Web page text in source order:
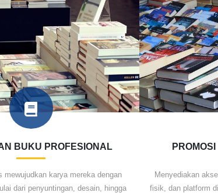
BUKU PROFESIONAL
mewujudkan karya mereka dengan
dari penyuntingan, desain, hingga
Menyediakan
fisik, dan platform